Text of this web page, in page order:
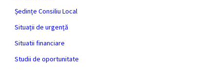
Ședințe Consiliu Local
Situații de urgență
Situatii financiare
Studii de oportunitate